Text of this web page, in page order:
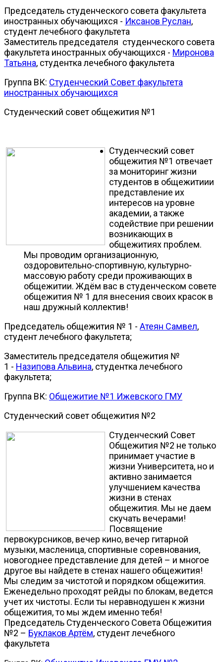
Председатель студенческого совета факультета
иностранных обучающихся - Иксанов Руслан,
студент лечебного факультета
Заместитель председателя студенческого совета
факультета иностранных обучающихся - Миронова
Татьяна, студентка лечебного факультета
Группа ВК: Студенческий Совет факультета
иностранных обучающихся
Студенческий совет общежития №1
Студенческий совет
общежития №1 отвечает
за мониторинг жизни
студентов в общежитиии
представление их
интересов на уровне
академии, а также
содействие при решении
возникающих в
общежитиях проблем.
Мы проводим организационную,
оздоровительно-спортивную, культурно-
массовую работу среди проживающих в
общежитии. Ждём вас в студенческом совете
общежития № 1 для внесения своих красок в
наш дружный коллектив!
Председатель общежития № 1 - Атеян Самвел,
студент лечебного факультета;
Заместитель председателя общежития №
1 - Назипова Альвина, студентка лечебного
факультета;
Группа ВК: Общежитие №1 Ижевского ГМУ
Студенческий совет общежития №2
Студенческий Совет
Общежития №2 не только
принимает участие в
жизни Университета, но и
активно занимается
улучшением качества
жизни в стенах
общежития. Мы не даем
скучать вечерами!
Посвящение
первокурсников, вечер кино, вечер гитарной
музыки, масленица, спортивные соревнования,
новогоднее представление для детей – и многое
другое вы найдете в стенах нашего общежития!
Мы следим за чистотой и порядком общежития.
Еженедельно проходят рейды по блокам, ведется
учет их чистоты. Если ты неравнодушен к жизни
общежития, то мы ждем именно тебя!
Председатель Студенческого Совета Общежития
№2 – Буклаков Артём, студент лечебного
факультета